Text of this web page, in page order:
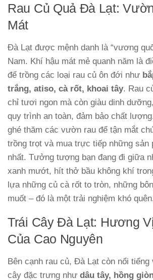
Rau Củ Quả Đà Lạt:
Mát
Đà Lạt được mệnh danh là “vương
Nam. Khí hậu mát mẻ quanh năm là
để trồng các loại rau củ ôn đới như
trắng, atiso, cà rốt, khoai tây. Rau
chỉ tươi ngon mà còn giàu dinh
quy trình an toàn, đảm bảo chất
ghé thăm các vườn rau để tận mắt
trồng trọt và mua trực tiếp những sản
nhất. Tưởng tượng bạn đang đi giữa
xanh mướt, hít thở bầu không khí
lựa những củ cà rốt to tròn, những
muốt – đó là một trải nghiệm khó
Trái Cây Đà Lạt: Hương
Của Cao Nguyên
Bên cạnh rau củ, Đà Lạt còn nổi
cây đặc trưng như dâu tây, hồng